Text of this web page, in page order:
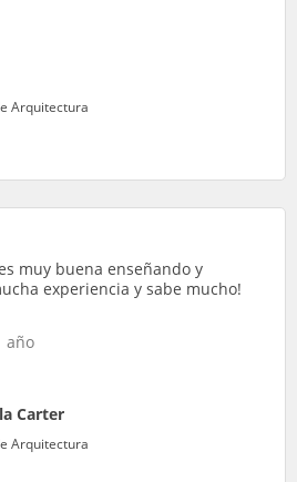
Arquitectura
muy buena enseñando y
experiencia y sabe mucho!
año
Carter
Arquitectura